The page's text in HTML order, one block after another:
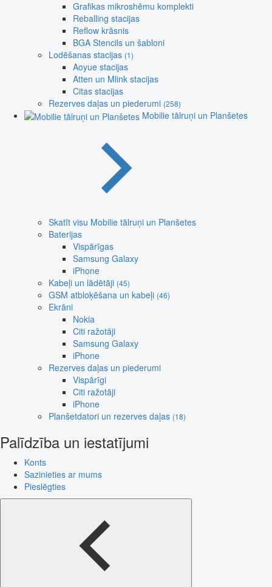
Grafikas mikroshēmu komplekti
Reballing stacijas
Reflow krāsnis
BGA Stencils un šabloni
Lodēšanas stacijas (1)
Aoyue stacijas
Atten un Mlink stacijas
Citas stacijas
Rezerves daļas un piederumi (258)
Mobilie tālruņi un Planšetes
Skatīt visu Mobilie tālruņi un Planšetes
Baterijas
Vispārīgas
Samsung Galaxy
iPhone
Kabeļi un lādētāji (45)
GSM atbloķēšana un kabeļi (46)
Ekrāni
Nokia
Citi ražotāji
Samsung Galaxy
iPhone
Rezerves daļas un piederumi
Vispārīgi
Citi ražotāji
iPhone
Planšetdatori un rezerves daļas (18)
Palīdzība un iestatījumi
Konts
Sazinieties ar mums
Pieslēgties